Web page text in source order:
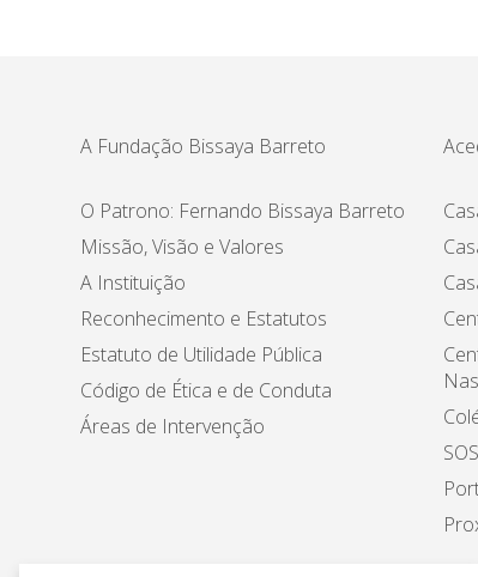
A Fundação Bissaya Barreto
O Patrono: Fernando Bissaya Barreto
Missão, Visão e Valores
A Instituição
Reconhecimento e Estatutos
Estatuto de Utilidade Pública
Código de Ética e de Conduta
Áreas de Intervenção